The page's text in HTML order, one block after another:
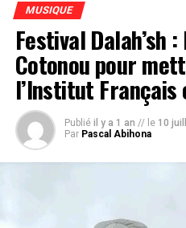
MUSIQUE
Festival Dalah’sh
Cotonou pour
l’Institut Français
Publié il y a 1 an // le 10
Par Pascal Abihona